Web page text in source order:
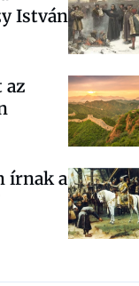
István
az
írnak a